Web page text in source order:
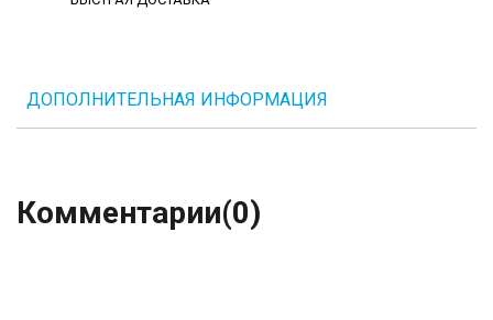
ДОПОЛНИТЕЛЬНАЯ ИНФОРМАЦИЯ
Комментарии(0)